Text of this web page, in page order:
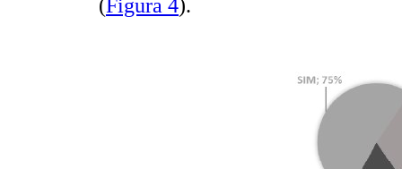
(Figura 4).